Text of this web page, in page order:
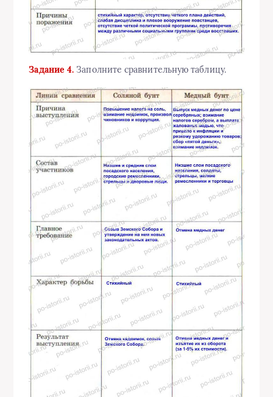
Задание 4. Заполните сравнительную таблицу.